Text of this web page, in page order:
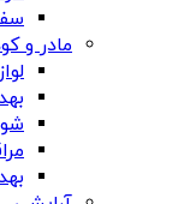
مادر و